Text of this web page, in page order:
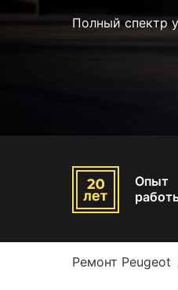
Полный спектр
Опыт
Ремонт Peugeot